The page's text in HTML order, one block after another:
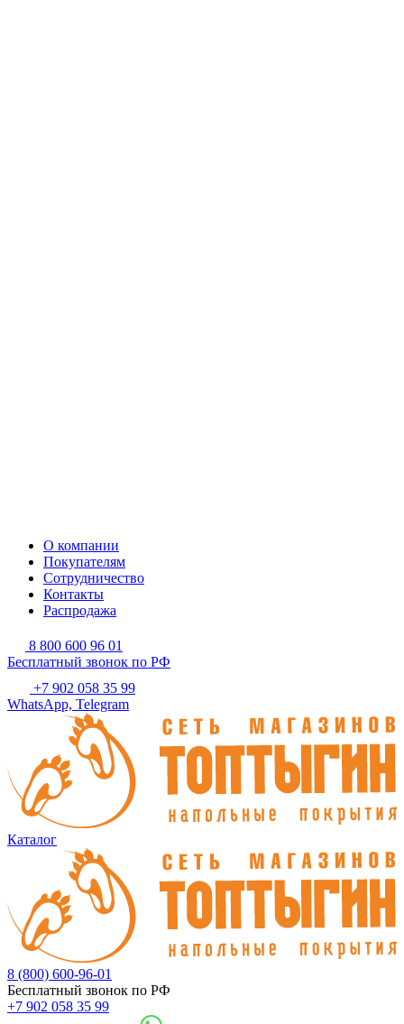
О компании
Покупателям
Сотрудничество
Контакты
Распродажа
8 800 600 96 01
Бесплатный звонок по РФ
+7 902 058 35 99
WhatsApp, Telegram
Каталог
8 (800) 600-96-01
Бесплатный звонок по РФ
+7 902 058 35 99